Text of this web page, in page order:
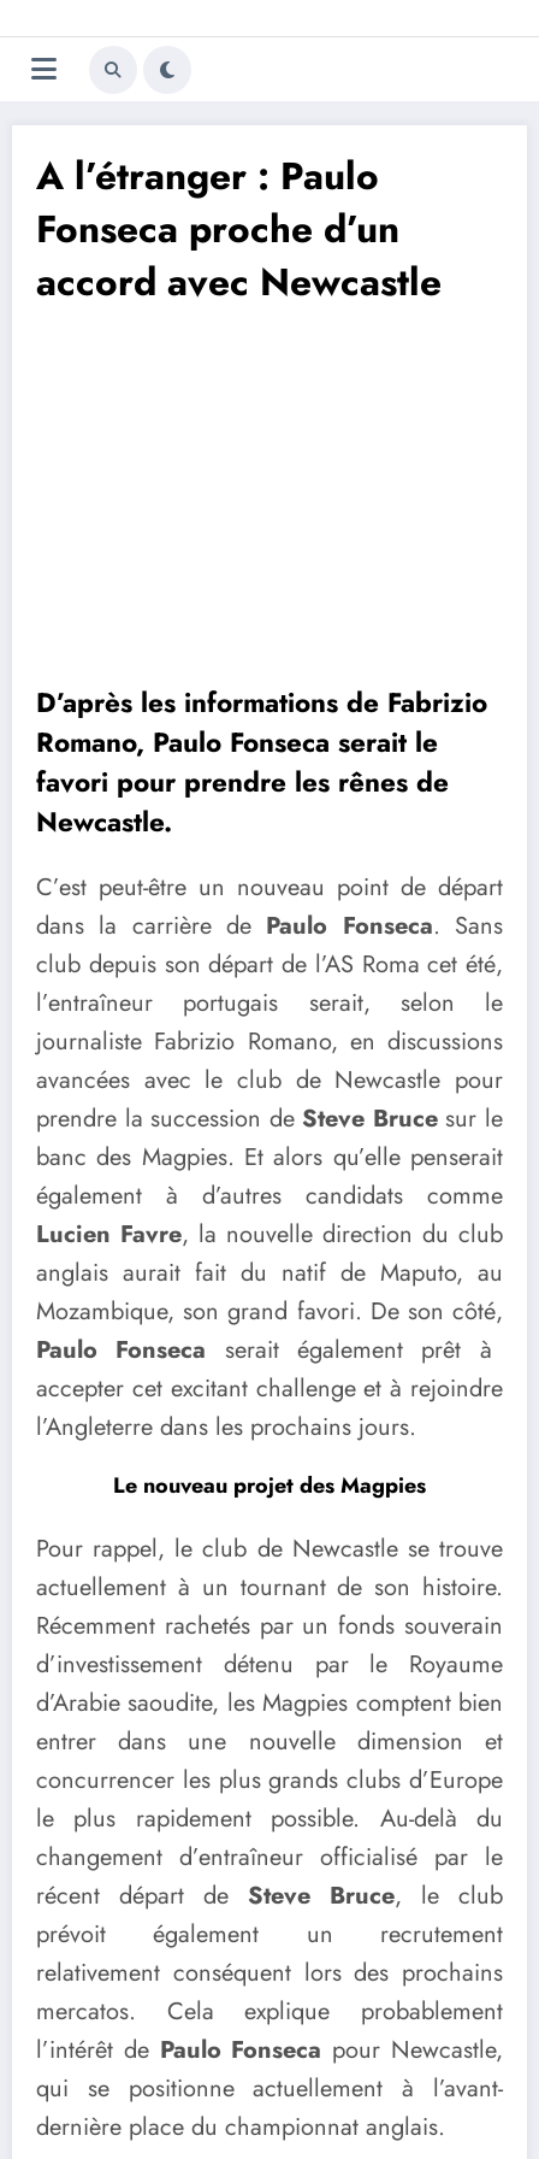
au
contenu
Trivela
L'actualité du football
A l’étranger : Paulo
Fonseca proche d’un
accord avec Newcastle
D’après les informations de Fabrizio
Romano, Paulo Fonseca serait le
favori pour prendre les rênes de
Newcastle.
C’est peut-être un nouveau point de départ
dans la carrière de Paulo Fonseca. Sans
club depuis son départ de l’AS Roma cet été,
l’entraîneur portugais serait, selon le
journaliste Fabrizio Romano, en discussions
avancées avec le club de Newcastle pour
prendre la succession de Steve Brucesur le
banc des Magpies. Et alors qu’elle penserait
également à d’autres candidats comme
Lucien Favre, la nouvelle direction du club
anglais aurait fait du natif de Maputo, au
Mozambique, son grand favori. De son côté,
Paulo Fonseca serait également prêt à
accepter cet excitant challenge et à rejoindre
l’Angleterre dans les prochains jours.
Le nouveau projet des Magpies
Pour rappel, le club de Newcastle se trouve
actuellement à un tournant de son histoire.
Récemment rachetés par un fonds souverain
d’investissement détenu par le Royaume
d’Arabie saoudite, les Magpies comptent bien
entrer dans une nouvelle dimension et
concurrencer les plus grands clubs d’Europe
le plus rapidement possible. Au-delà du
changement d’entraîneur officialisé par le
récent départ de Steve Bruce, le club
prévoit également un recrutement
relativement conséquent lors des prochains
mercatos. Cela explique probablement
l’intérêt de Paulo Fonseca pour Newcastle,
qui se positionne actuellement à l’avant-
dernière place du championnat anglais.